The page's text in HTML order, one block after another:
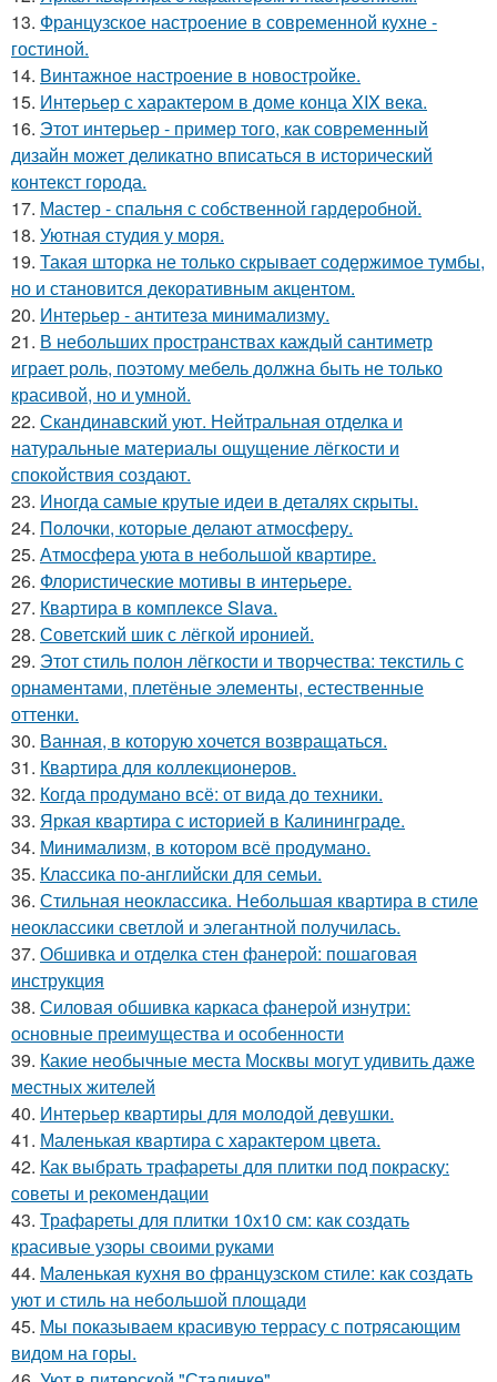
13. Французское настроение в современной кухне -
гостиной.
14. Винтажное настроение в новостройке.
15. Интерьер с характером в доме конца XIX века.
16. Этот интерьер - пример того, как современный
дизайн может деликатно вписаться в исторический
контекст города.
17. Мастер - спальня с собственной гардеробной.
18. Уютная студия у моря.
19. Такая шторка не только скрывает содержимое тумбы,
но и становится декоративным акцентом.
20. Интерьер - антитеза минимализму.
21. В небольших пространствах каждый сантиметр
играет роль, поэтому мебель должна быть не только
красивой, но и умной.
22. Скандинавский уют. Нейтральная отделка и
натуральные материалы ощущение лёгкости и
спокойствия создают.
23. Иногда самые крутые идеи в деталях скрыты.
24. Полочки, которые делают атмосферу.
25. Атмосфера уюта в небольшой квартире.
26. Флористические мотивы в интерьере.
27. Квартира в комплексе Slava.
28. Советский шик с лёгкой иронией.
29. Этот стиль полон лёгкости и творчества: текстиль с
орнаментами, плетёные элементы, естественные
оттенки.
30. Ванная, в которую хочется возвращаться.
31. Квартира для коллекционеров.
32. Когда продумано всё: от вида до техники.
33. Яркая квартира с историей в Калининграде.
34. Минимализм, в котором всё продумано.
35. Классика по-английски для семьи.
36. Стильная неоклассика. Небольшая квартира в стиле
неоклассики светлой и элегантной получилась.
37. Обшивка и отделка стен фанерой: пошаговая
инструкция
38. Силовая обшивка каркаса фанерой изнутри:
основные преимущества и особенности
39. Какие необычные места Москвы могут удивить даже
местных жителей
40. Интерьер квартиры для молодой девушки.
41. Маленькая квартира с характером цвета.
42. Как выбрать трафареты для плитки под покраску:
советы и рекомендации
43. Трафареты для плитки 10х10 см: как создать
красивые узоры своими руками
44. Маленькая кухня во французском стиле: как создать
уют и стиль на небольшой площади
45. Мы показываем красивую террасу с потрясающим
видом на горы.